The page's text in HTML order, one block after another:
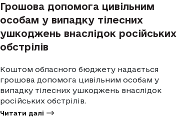
Грошова допомога цивільним
особам у випадку тілесних
ушкоджень внаслідок російських
обстрілів
Коштом обласного бюджету надається
грошова допомога цивільним особам у
випадку тілесних ушкоджень внаслідок
російських обстрілів.
Читати далі